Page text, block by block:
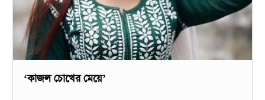
‘কাজল চোখের মেয়ে’